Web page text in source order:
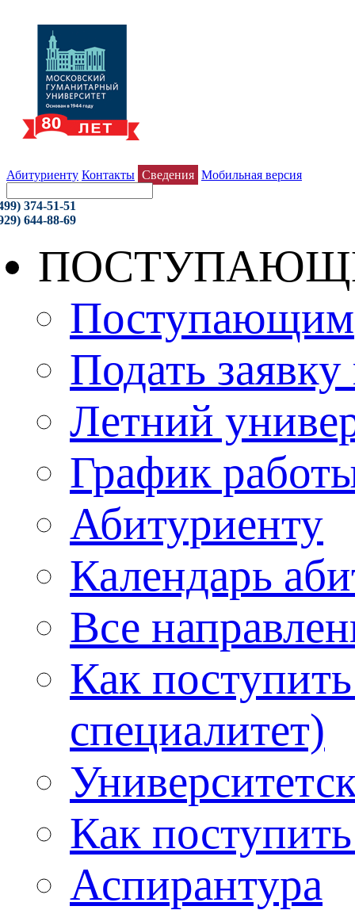
Абитуриенту Контакты Сведения Мобильная версия
374-51-51
644-88-69
Поступающим
Подать
Летний
График
Абитуриенту
Календарь
Все
Как
специалитет)
Как
Аспирантура